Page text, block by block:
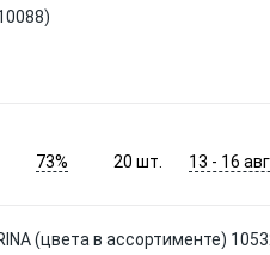
73% 20 шт. 13 - 16
(цвета в ассортименте)